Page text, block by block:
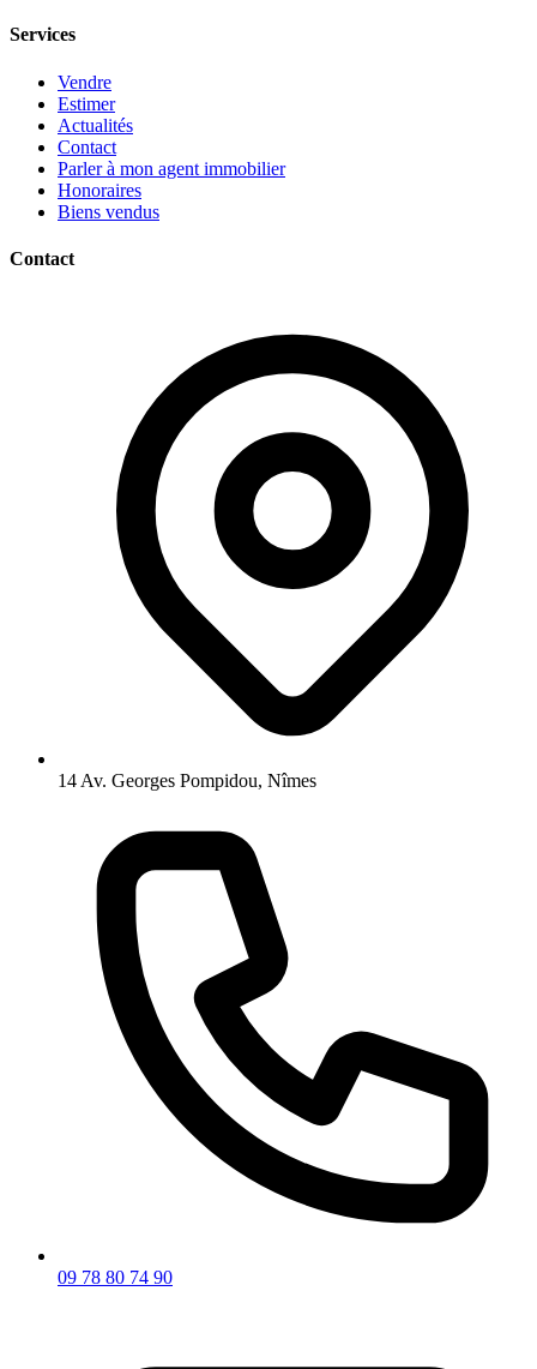
Services
Vendre
Estimer
Actualités
Contact
Parler à mon agent immobilier
Honoraires
Biens vendus
Contact
14 Av. Georges Pompidou, Nîmes
09 78 80 74 90